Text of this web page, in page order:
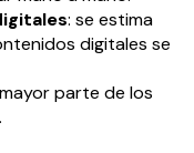
: se estima
digitales se
parte de los